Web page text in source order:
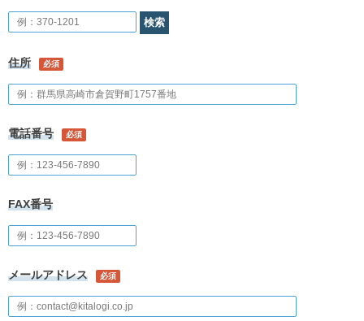
住所 必須
電話番号 必須
FAX番号
メールアドレス 必須